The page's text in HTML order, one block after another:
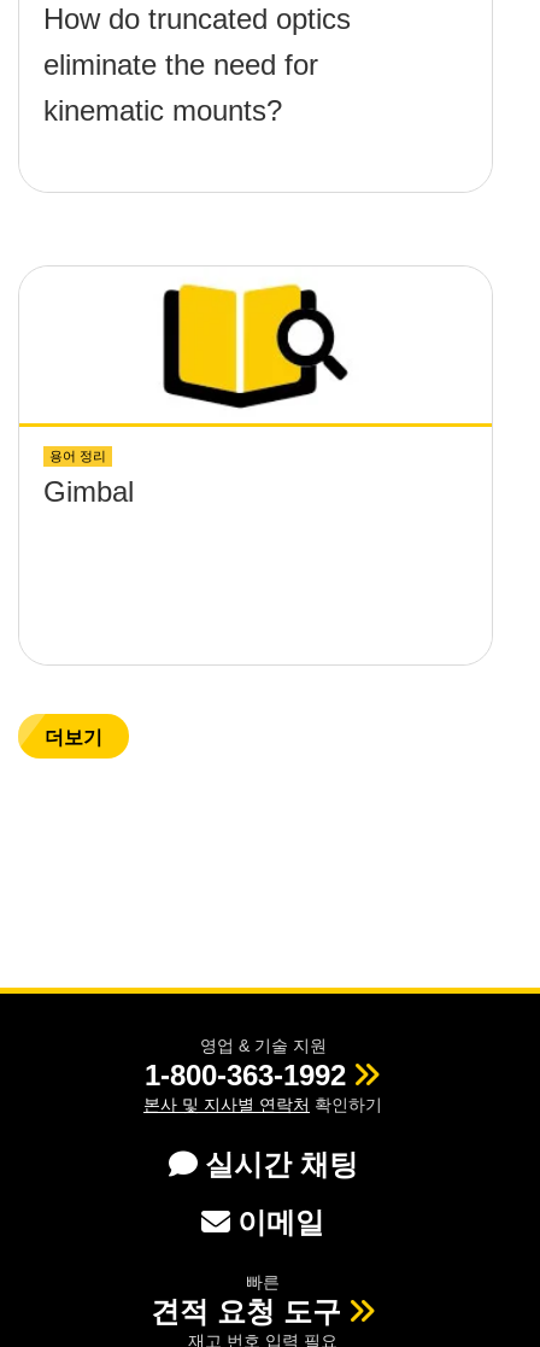
How do truncated optics
eliminate the need for
kinematic mounts?
용어 정리
Gimbal
더보기
영업 & 기술 지원
1-800-363-1992
본사 및 지사별 연락처 확인하기
실시간 채팅
이메일
빠른
견적 요청 도구
재고 번호 입력 필요